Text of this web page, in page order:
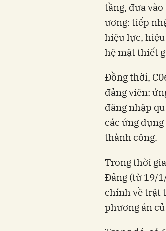
tầng, đưa
ương: tiếp
hiệu lực,
hệ mật thiết
Đồng thời,
đảng viên:
đăng nhập
các ứng
thành công.
Trong thời
Đảng (từ 19/
chính về trật
phương án